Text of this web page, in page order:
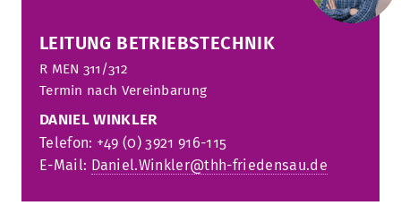
LEITUNG BETRIEBSTECHNIK
R MEN 311/312
Termin nach Vereinbarung
DANIEL WINKLER
Telefon: +49 (0) 3921 916-115
E-Mail: Daniel.Winkler@thh-friedensau.de